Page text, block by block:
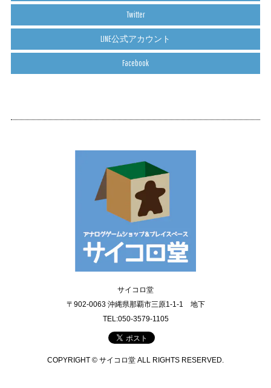
Twitter
LINE公式アカウント
Facebook
サイコロ堂
〒902-0063 沖縄県那覇市三原1-1-1 地下
TEL:050-3579-1105
COPYRIGHT © サイコロ堂 ALL RIGHTS RESERVED.